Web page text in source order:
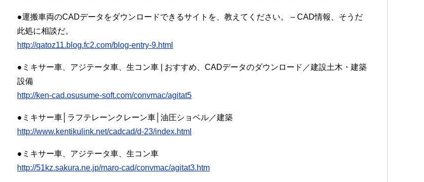
●運搬車両のCADデータをダウンロードできるサイトを、教えてください。 – CAD情報、そうだ
此処に相談だ。
http://qatoz11.blog.fc2.com/blog-entry-9.html
●ミキサー車、アジテータ車、生コン車 | おすすめ、CADデータのダウンロード／建設土木・建築
設備
http://ken-cad.osusume-soft.com/convmac/agitat5
●ミキサー車│ラフテレーンクレーン車│油圧ショベル／建築
http://www.kentikulink.net/cadcad/d-23/index.html
●ミキサー車、アジテータ車、生コン車
http://51kz.sakura.ne.jp/maro-cad/convmac/agitat3.htm